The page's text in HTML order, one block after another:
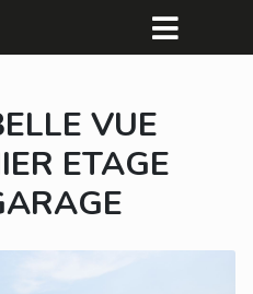
VUE
ETAGE